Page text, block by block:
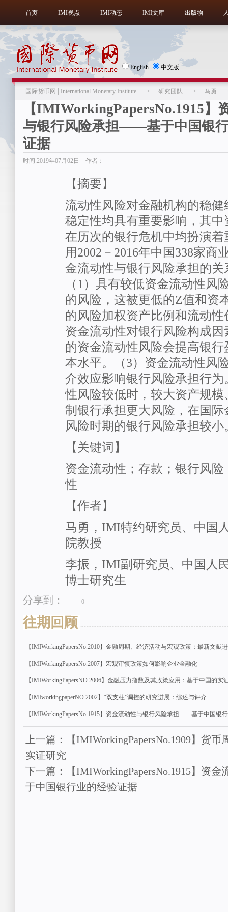
首页 IMI视点 IMI动态 IMI文库 出版物
English 中文版
国际货币网│International Monetary Institute > 研究团队 > 马勇
【IMIWorkingPapersNo.1915】
与银行风险承担——基于中国银
证据
时间:2019年07月02日 作者：
【摘要】
流动性风险对金融机构的稳
稳定性均具有重要影响，其
在历次的银行危机中均扮演
用2002－2016年中国338家商
金流动性与银行风险承担的
（1）具有较低资金流动性风
的风险，这被更低的Z值和资
的风险加权资产比例和流动
资金流动性对银行风险构成
的资金流动性风险会提高银
本水平。（3）资金流动性风
介效应影响银行风险承担行
性风险较低时，较大资产规
制银行承担更大风险，在国
风险时期的银行风险承担较小
【关键词】
资金流动性；存款；银行风
性
【作者】
马勇，IMI特约研究员、中国
院教授
李振，IMI副研究员、中国人
博士研究生
分享到： 0
往期回顾
【IMIWorkingPapersNo.2010】金融周期、经济活动与宏观政策：最新文献
【IMIWorkingPapersNo.2007】宏观审慎政策如何影响企业金融化
【IMIWorkingPapersNO.2006】金融压力指数及其政策应用：基于中国的实
【IMIworkingpaperNO.2002】“双支柱”调控的研究进展：综述与评介
【IMIWorkingPapersNo.1915】资金流动性与银行风险承担——基于中国银
上一篇：【IMIWorkingPapersNo.1909】货
实证研究
下一篇：【IMIWorkingPapersNo.1915】资
于中国银行业的经验证据